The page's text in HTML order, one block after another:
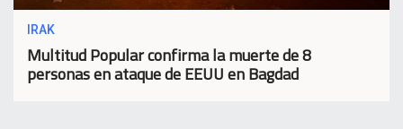
IRAK
Multitud Popular confirma la muerte de 8
personas en ataque de EEUU en Bagdad